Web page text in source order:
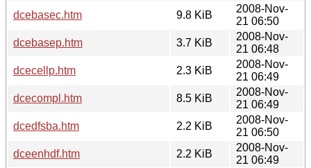
dcebasec.htm
9.8 KiB
2008-Nov-
21 06:50
dcebasep.htm
3.7 KiB
2008-Nov-
21 06:48
dcecellp.htm
2.3 KiB
2008-Nov-
21 06:49
dcecompl.htm
8.5 KiB
2008-Nov-
21 06:49
dcedfsba.htm
2.2 KiB
2008-Nov-
21 06:50
dceenhdf.htm
2.2 KiB
2008-Nov-
21 06:49